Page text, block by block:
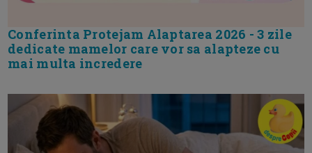
Conferinta Protejam Alaptarea 2026 - 3 zile
dedicate mamelor care vor sa alapteze cu
mai multa incredere